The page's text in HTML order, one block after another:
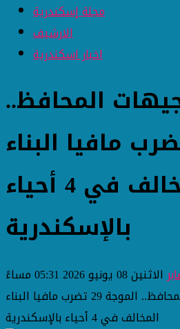
مجلة إسكندرية
الارشيف
اخبار اسكندرية
المحافظ..
29 تضرب مافيا البناء
المخالف في 4 أحياء
بالإسكندرية
الاثنين 08 يونيو 2026 05:31 مساءً
تنفيذًا لتوجيهات المحافظ.. الموجة 29 تضرب مافيا البناء
المخالف في 4 أحياء بالإسكندرية